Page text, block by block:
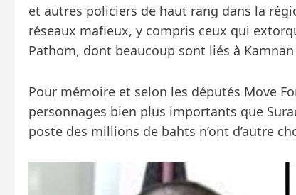
et autres policiers de haut rang dans la
réseaux mafieux, y compris ceux qui
Pathom, dont beaucoup sont liés à
Pour mémoire et selon les députés Move
personnages bien plus importants que
poste des millions de bahts n’ont d’autre